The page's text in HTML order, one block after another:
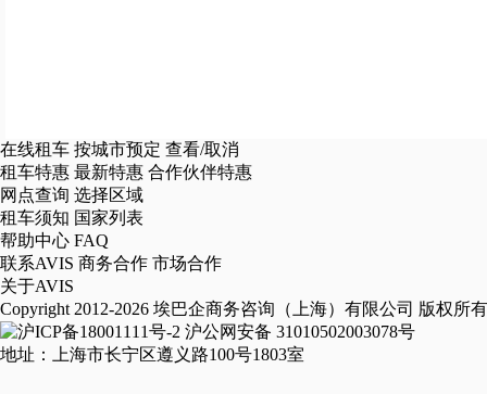
在线租车 按城市预定 查看/取消
租车特惠 最新特惠 合作伙伴特惠
网点查询 选择区域
租车须知 国家列表
帮助中心 FAQ
联系AVIS 商务合作 市场合作
关于AVIS
Copyright 2012-2026 埃巴企商务咨询（上海）有限公司 版权所有
沪ICP备18001111号-2 沪公网安备 31010502003078号
地址：上海市长宁区遵义路100号1803室